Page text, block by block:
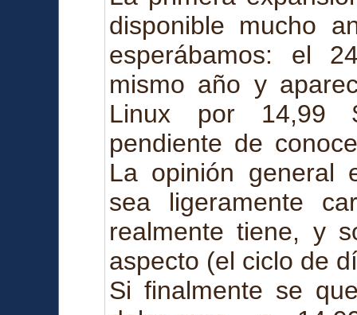
disponible mucho
esperábamos: el
mismo año y a
Linux por 14,99
pendiente de
La opinión general
sea ligeramente
realmente tiene, y
aspecto (el ciclo de
Si finalmente se